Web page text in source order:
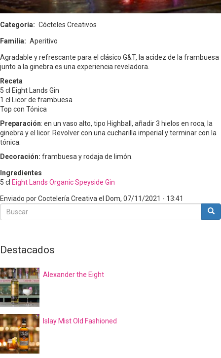
Categoría Cócteles Creativos
Familia Aperitivo
Agradable y refrescante para el clásico G&T, la acidez de la frambuesa
junto a la ginebra es una experiencia reveladora.
Receta
5 cl Eight Lands Gin
1 cl Licor de frambuesa
Top con Tónica
Preparación: en un vaso alto, tipo Highball, añadir 3 hielos en roca, la
ginebra y el licor. Revolver con una cucharilla imperial y terminar con la
tónica.
Decoración: frambuesa y rodaja de limón.
Ingredientes
5 cl Eight Lands Organic Speyside Gin
Enviado porCoctelería Creativael Dom, 07/11/2021 - 13:41
Buscar
Buscar
Destacados
Alexander the Eight
Islay Mist Old Fashioned